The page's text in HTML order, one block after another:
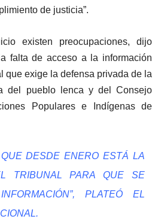
de justicia”.
existen preocupaciones, dijo
falta de acceso a la información
que exige la defensa privada de la
del pueblo lenca y del Consejo
Populares e Indígenas de
QUE DESDE ENERO ESTÁ LA
TRIBUNAL PARA QUE SE
PLATEÓ EL